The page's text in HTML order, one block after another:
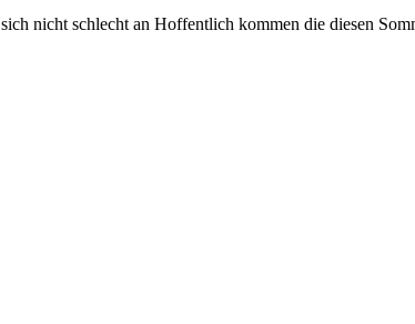
nicht schlecht an Hoffentlich kommen die diesen